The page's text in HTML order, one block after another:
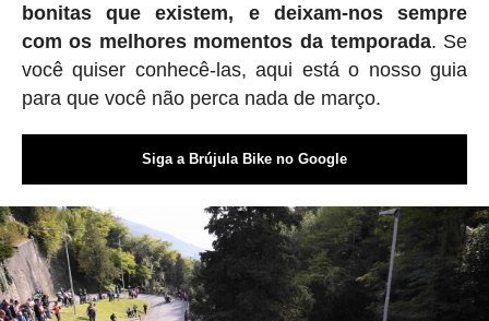
bonitas que existem, e deixam-nos sempre
com os melhores momentos da temporada. Se
você quiser conhecê-las, aqui está o nosso guia
para que você não perca nada de março.
Siga a Brújula Bike no Google